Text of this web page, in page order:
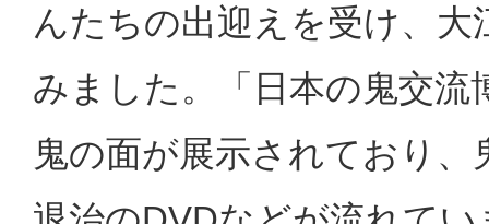
んたちの出迎えを受け、
みました。「日本の鬼交
鬼の面が展示されており